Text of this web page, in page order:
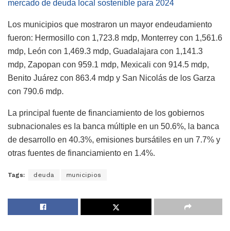
mercado de deuda local sostenible para 2024
Los municipios que mostraron un mayor endeudamiento
fueron: Hermosillo con 1,723.8 mdp, Monterrey con 1,561.6
mdp, León con 1,469.3 mdp, Guadalajara con 1,141.3
mdp, Zapopan con 959.1 mdp, Mexicali con 914.5 mdp,
Benito Juárez con 863.4 mdp y San Nicolás de los Garza
con 790.6 mdp.
La principal fuente de financiamiento de los gobiernos
subnacionales es la banca múltiple en un 50.6%, la banca
de desarrollo en 40.3%, emisiones bursátiles en un 7.7% y
otras fuentes de financiamiento en 1.4%.
Tags: deuda municipios